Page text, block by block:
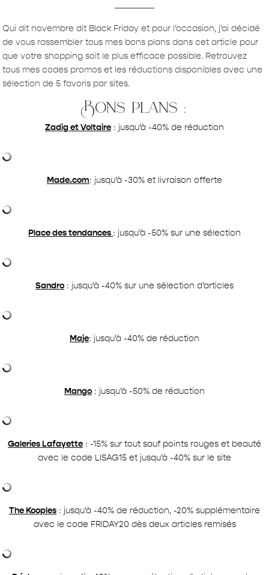
Qui dit novembre dit Black Friday et pour l’occasion, j’ai décidé
de vous rassembler tous mes bons plans dans cet article pour
que votre shopping soit le plus efficace possible. Retrouvez
tous mes codes promos et les réductions disponibles avec une
sélection de 5 favoris par sites.
Bons plans :
Zadig et Voltaire : jusqu’à -40% de réduction
Made.com: jusqu’à -30% et livraison offerte
Place des tendances : jusqu’à -50% sur une sélection
Sandro : jusqu’à -40% sur une sélection d’articles
Maje: jusqu’à -40% de réduction
Mango : jusqu’à -50% de réduction
Galeries Lafayette : -15% sur tout sauf points rouges et beauté
avec le code LISAG15 et jusqu’à -40% sur le site
The Kooples : jusqu’à -40% de réduction, -20% supplémentaire
avec le code FRIDAY20 dès deux articles remisés